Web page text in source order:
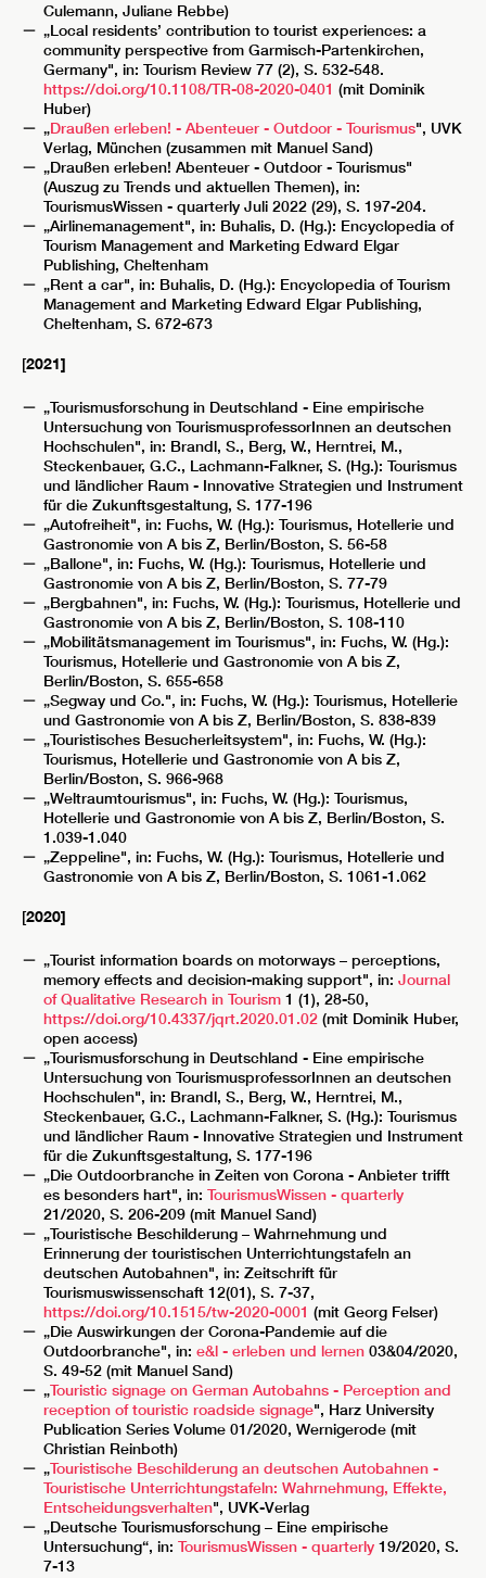
Culemann, Juliane Rebbe)
„Local residents’ contribution to tourist experiences: a
community perspective from Garmisch-Partenkirchen,
Germany", in: Tourism Review 77 (2), S. 532-548.
https://doi.org/10.1108/TR-08-2020-0401 (mit Dominik
Huber)
„Draußen erleben! - Abenteuer - Outdoor - Tourismus", UVK
Verlag, München (zusammen mit Manuel Sand)
„Draußen erleben! Abenteuer - Outdoor - Tourismus"
(Auszug zu Trends und aktuellen Themen), in:
TourismusWissen - quarterly Juli 2022 (29), S. 197-204.
„Airlinemanagement", in: Buhalis, D. (Hg.): Encyclopedia of
Tourism Management and Marketing Edward Elgar
Publishing, Cheltenham
„Rent a car", in: Buhalis, D. (Hg.): Encyclopedia of Tourism
Management and Marketing Edward Elgar Publishing,
Cheltenham, S. 672-673
[2021]
„Tourismusforschung in Deutschland - Eine empirische
Untersuchung von TourismusprofessorInnen an deutschen
Hochschulen", in: Brandl, S., Berg, W., Herntrei, M.,
Steckenbauer, G.C., Lachmann-Falkner, S. (Hg.): Tourismus
und ländlicher Raum - Innovative Strategien und Instrument
für die Zukunftsgestaltung, S. 177-196
„Autofreiheit", in: Fuchs, W. (Hg.): Tourismus, Hotellerie und
Gastronomie von A bis Z, Berlin/Boston, S. 56-58
„Ballone", in: Fuchs, W. (Hg.): Tourismus, Hotellerie und
Gastronomie von A bis Z, Berlin/Boston, S. 77-79
„Bergbahnen", in: Fuchs, W. (Hg.): Tourismus, Hotellerie und
Gastronomie von A bis Z, Berlin/Boston, S. 108-110
„Mobilitätsmanagement im Tourismus", in: Fuchs, W. (Hg.):
Tourismus, Hotellerie und Gastronomie von A bis Z,
Berlin/Boston, S. 655-658
„Segway und Co.", in: Fuchs, W. (Hg.): Tourismus, Hotellerie
und Gastronomie von A bis Z, Berlin/Boston, S. 838-839
„Touristisches Besucherleitsystem", in: Fuchs, W. (Hg.):
Tourismus, Hotellerie und Gastronomie von A bis Z,
Berlin/Boston, S. 966-968
„Weltraumtourismus", in: Fuchs, W. (Hg.): Tourismus,
Hotellerie und Gastronomie von A bis Z, Berlin/Boston, S.
1.039-1.040
„Zeppeline", in: Fuchs, W. (Hg.): Tourismus, Hotellerie und
Gastronomie von A bis Z, Berlin/Boston, S. 1061-1.062
[2020]
„Tourist information boards on motorways – perceptions,
memory effects and decision-making support", in: Journal
of Qualitative Research in Tourism1 (1), 28-50,
https://doi.org/10.4337/jqrt.2020.01.02(mit Dominik Huber,
open access)
„Tourismusforschung in Deutschland - Eine empirische
Untersuchung von TourismusprofessorInnen an deutschen
Hochschulen", in: Brandl, S., Berg, W., Herntrei, M.,
Steckenbauer, G.C., Lachmann-Falkner, S. (Hg.): Tourismus
und ländlicher Raum - Innovative Strategien und Instrument
für die Zukunftsgestaltung, S. 177-196
„Die Outdoorbranche in Zeiten von Corona - Anbieter trifft
es besonders hart", in: TourismusWissen - quarterly
21/2020, S. 206-209 (mit Manuel Sand)
„Touristische Beschilderung – Wahrnehmung und
Erinnerung der touristischen Unterrichtungstafeln an
deutschen Autobahnen", in: Zeitschrift für
Tourismuswissenschaft 12(01), S. 7-37,
https://doi.org/10.1515/tw-2020-0001 (mit Georg Felser)
„Die Auswirkungen der Corona-Pandemie auf die
Outdoorbranche", in: e&l - erleben und lernen03&04/2020,
S. 49-52 (mit Manuel Sand)
„Touristic signage on German Autobahns - Perception and
reception of touristic roadside signage", Harz University
Publication Series Volume 01/2020, Wernigerode (mit
Christian Reinboth)
„Touristische Beschilderung an deutschen Autobahnen -
Touristische Unterrichtungstafeln: Wahrnehmung, Effekte,
Entscheidungsverhalten", UVK-Verlag
„Deutsche Tourismusforschung – Eine empirische
Untersuchung“, in: TourismusWissen - quarterly19/2020, S.
7-13